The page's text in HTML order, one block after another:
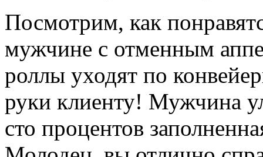
Посмотрим, как
мужчине с отменным
роллы уходят по
руки клиенту! Мужчина
сто процентов